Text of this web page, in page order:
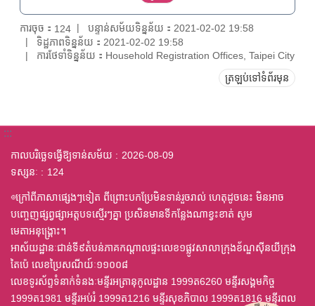
ការចុច： 124
បន្ទាន់សម័យទិន្នន័យ：2021-02-02 19:58
ទិដ្ឋភាពទិន្នន័យ：2021-02-02 19:58
ការថែទាំទិន្នន័យ：Household Registration Offices, Taipei City
ត្រឡប់ទៅទំព័រមុន
:::
កាលបរិច្ឆេទធ្វើឱ្យទាន់សម័យ
2026-08-09
ទស្សនៈ
124
◎ក្រៅពីភាសាផ្សេងៗទៀត ពីព្រោះបកប្រែមិនទាន់រួចរាល់ ហេតុដូចនេះ មិនអាច
បញ្ចេញផ្សព្វផ្សាអត្តបទស្មើរៗគ្នា ប្រសិនមានទីកន្លែងណាខ្វះខាត់ សូម
មេតាអនុង្គ្រោះ។
អាស័យដ្ឋានៈជាន់ទី៩តំបន់ភាគកណ្តាលផ្ទះលេខ១ផ្លូវសាលាក្រុងខ័ណ្ឌស៊ីនយីក្រុង
តៃប៉េ លេខប្រៃសណីយ៍ៈ១១០០៨
លេខទូរស័ព្ទទំនាក់ទំនងៈមន្ទីរអត្រានុកូលដ្ឋាន 1999ត6260 មន្ទីរសង្គមកិច្ច
1999ត1981 មន្ទីរអប់រំ 1999ត1216 មន្ទីរសុខភិបាល 1999ត1816 មន្ទីរពល